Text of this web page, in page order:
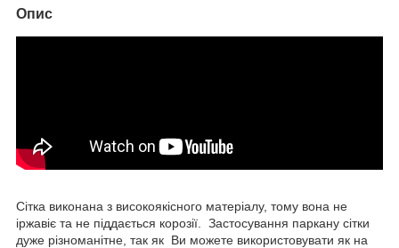
Опис
Сітка виконана з високоякісного матеріалу, тому вона не
іржавіє та не піддається корозії. Застосування паркану сітки
дуже різноманітне, так як Ви можете використовувати як на